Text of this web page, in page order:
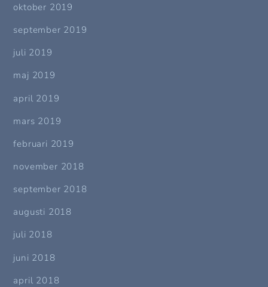
oktober 2019
september 2019
juli 2019
maj 2019
april 2019
mars 2019
februari 2019
november 2018
september 2018
augusti 2018
juli 2018
juni 2018
april 2018